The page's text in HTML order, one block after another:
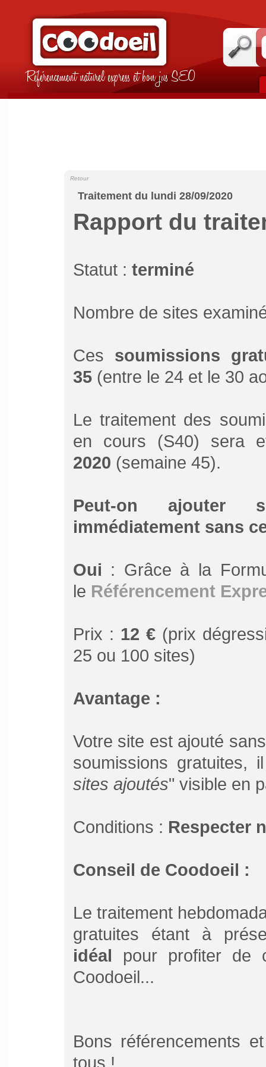
Référencement naturel express et bon jus SEO
Traitement du lundi 28/09/2020
Retour
Rapport du
Statut : terminé
Nombre de sites
Ces soumissions
35(entre le 24 et le 30
Le traitement des
en cours (S40) sera
2020 (semaine 45).
Peut-on ajouter
immédiatement sans
Oui : Grâce à la
le Référencement
Prix : 12 €(prix
25 ou 100 sites)
Avantage :
Votre site est ajouté
soumissions
sites ajoutés" visible en
Conditions : Respecter
Conseil de Coodoeil :
Le traitement
gratuites étant à
idéal pour profiter de
Coodoeil...
Bons référencements
tous !